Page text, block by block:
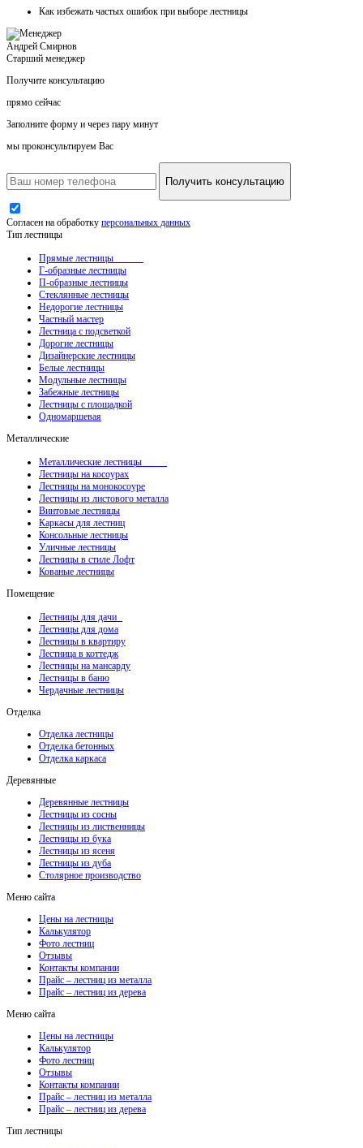
Как избежать частых ошибок при выборе лестницы
Андрей Смирнов
Старший менеджер
Получите консультацию
прямо сейчас
Заполните форму и через пару минут
мы проконсультируем Вас
Получить консультацию
Согласен на обработку персональных данных
Тип лестницы
Прямые лестницы
Г-образные лестницы
П-образные лестницы
Стеклянные лестницы
Недорогие лестницы
Частный мастер
Лестница с подсветкой
Дорогие лестницы
Дизайнерские лестницы
Белые лестницы
Модульные лестницы
Забежные лестницы
Лестницы с площадкой
Одномаршевая
Металлические
Металлические лестницы
Лестницы на косоурах
Лестницы на монокосоуре
Лестницы из листового металла
Винтовые лестницы
Каркасы для лестниц
Консольные лестницы
Уличные лестницы
Лестницы в стиле Лофт
Кованые лестницы
Помещение
Лестницы для дачи
Лестницы для дома
Лестницы в квартиру
Лестница в коттедж
Лестницы на мансарду
Лестницы в баню
Чердачные лестницы
Отделка
Отделка лестницы
Отделка бетонных
Отделка каркаса
Деревянные
Деревянные лестницы
Лестницы из сосны
Лестницы из лиственницы
Лестницы из бука
Лестницы из ясеня
Лестницы из дуба
Столярное производство
Меню сайта
Цены на лестницы
Калькулятор
Фото лестниц
Отзывы
Контакты компании
Прайс – лестниц из металла
Прайс – лестниц из дерева
Меню сайта
Цены на лестницы
Калькулятор
Фото лестниц
Отзывы
Контакты компании
Прайс – лестниц из металла
Прайс – лестниц из дерева
Тип лестницы